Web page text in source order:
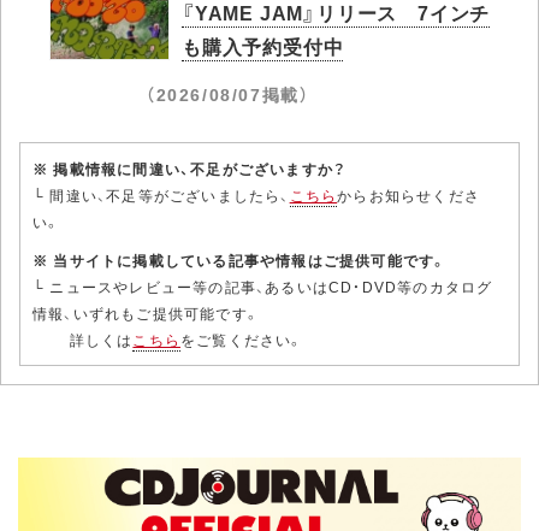
『YAME JAM』リリース 7インチ
も購入予約受付中
（2026/08/07掲載）
※ 掲載情報に間違い、不足がございますか？
└ 間違い、不足等がございましたら、 こちらからお知らせくださ
い。
※ 当サイトに掲載している記事や情報はご提供可能です。
└ ニュースやレビュー等の記事、あるいはCD・DVD等のカタログ
情報、いずれもご提供可能です。
詳しくはこちら をご覧ください。